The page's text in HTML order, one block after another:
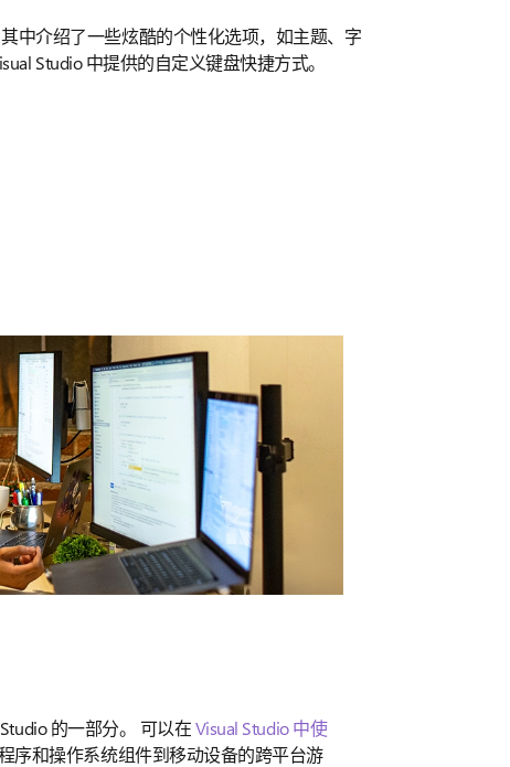
中介绍了一些炫酷的个性化选项，如主题、字
Studio 中提供的自定义键盘快捷方式。
的一部分。 可以在Visual Studio 中使
序和操作系统组件到移动设备的跨平台游